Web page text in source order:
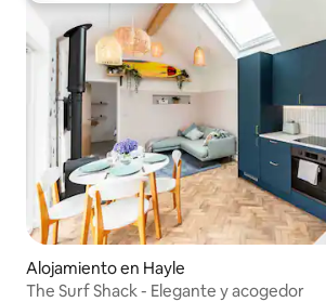
Alojamiento en Hayle
The Surf Shack - Elegante y acogedor